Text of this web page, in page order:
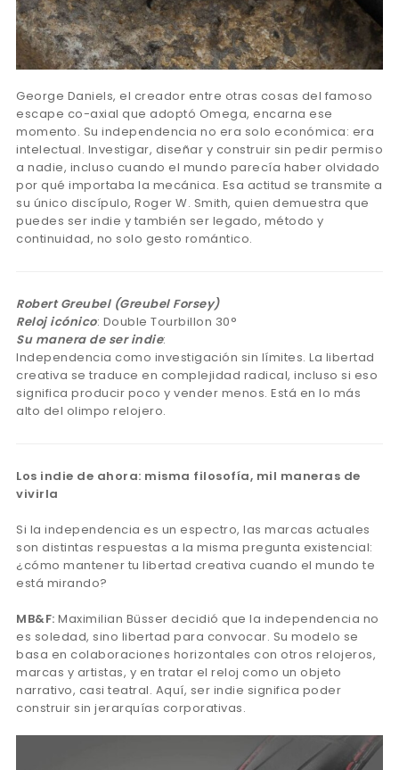
George Daniels, el creador entre otras cosas del famoso
escape co-axial que adoptó Omega, encarna ese
momento. Su independencia no era solo económica: era
intelectual. Investigar, diseñar y construir sin pedir permiso
a nadie, incluso cuando el mundo parecía haber olvidado
por qué importaba la mecánica. Esa actitud se transmite a
su único discípulo, Roger W. Smith, quien demuestra que
puedes ser indie y también ser legado, método y
continuidad, no solo gesto romántico.
Robert Greubel (Greubel Forsey)
Reloj icónico: Double Tourbillon 30°
Su manera de ser indie:
Independencia como investigación sin límites. La libertad
creativa se traduce en complejidad radical, incluso si eso
significa producir poco y vender menos. Está en lo más
alto del olimpo relojero.
Los indie de ahora: misma filosofía, mil maneras de
vivirla
Si la independencia es un espectro, las marcas actuales
son distintas respuestas a la misma pregunta existencial:
¿cómo mantener tu libertad creativa cuando el mundo te
está mirando?
MB&F: Maximilian Büsser decidió que la independencia no
es soledad, sino libertad para convocar. Su modelo se
basa en colaboraciones horizontales con otros relojeros,
marcas y artistas, y en tratar el reloj como un objeto
narrativo, casi teatral. Aquí, ser indie significa poder
construir sin jerarquías corporativas.